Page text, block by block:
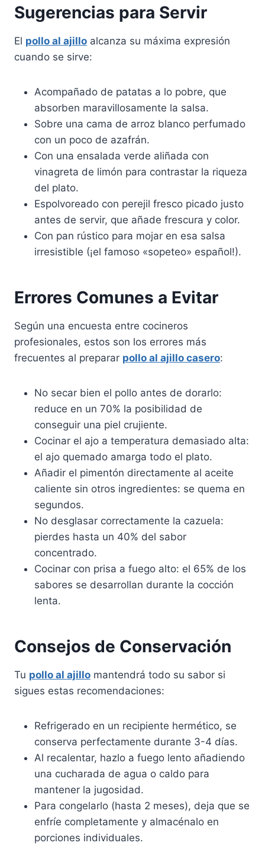
Sugerencias para Servir
El pollo al ajillo alcanza su máxima expresión
cuando se sirve:
Acompañado de patatas a lo pobre, que
absorben maravillosamente la salsa.
Sobre una cama de arroz blanco perfumado
con un poco de azafrán.
Con una ensalada verde aliñada con
vinagreta de limón para contrastar la riqueza
del plato.
Espolvoreado con perejil fresco picado justo
antes de servir, que añade frescura y color.
Con pan rústico para mojar en esa salsa
irresistible (¡el famoso «sopeteo» español!).
Errores Comunes a Evitar
Según una encuesta entre cocineros
profesionales, estos son los errores más
frecuentes al preparar pollo al ajillo casero:
No secar bien el pollo antes de dorarlo:
reduce en un 70% la posibilidad de
conseguir una piel crujiente.
Cocinar el ajo a temperatura demasiado alta:
el ajo quemado amarga todo el plato.
Añadir el pimentón directamente al aceite
caliente sin otros ingredientes: se quema en
segundos.
No desglasar correctamente la cazuela:
pierdes hasta un 40% del sabor
concentrado.
Cocinar con prisa a fuego alto: el 65% de los
sabores se desarrollan durante la cocción
lenta.
Consejos de Conservación
Tu pollo al ajillo mantendrá todo su sabor si
sigues estas recomendaciones:
Refrigerado en un recipiente hermético, se
conserva perfectamente durante 3-4 días.
Al recalentar, hazlo a fuego lento añadiendo
una cucharada de agua o caldo para
mantener la jugosidad.
Para congelarlo (hasta 2 meses), deja que se
enfríe completamente y almacénalo en
porciones individuales.